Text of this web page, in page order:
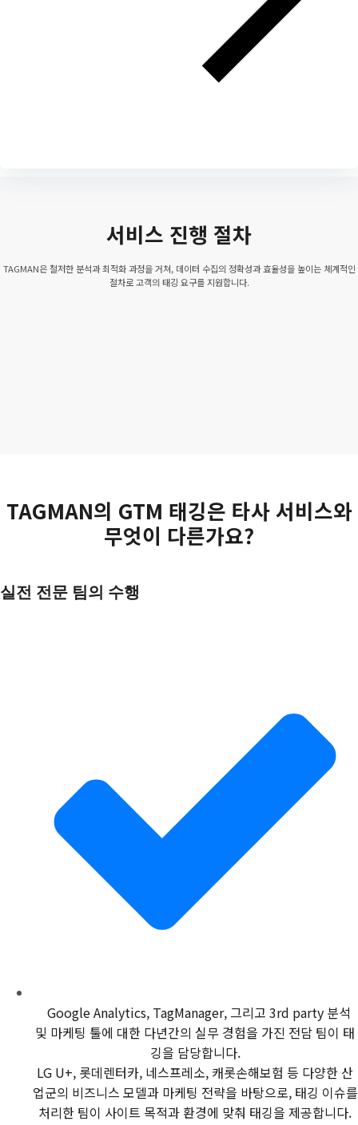
서비스 진행 절차
TAGMAN은 철저한 분석과 최적화 과정을 거쳐, 데이터 수집의 정확성과 효율성을 높이는 체계적인
절차로 고객의 태깅 요구를 지원합니다.
TAGMAN의 GTM 태깅은 타사 서비스와
무엇이 다른가요?
실전 전문 팀의 수행
Google Analytics, TagManager, 그리고 3rd party 분석
및 마케팅 툴에 대한 다년간의 실무 경험을 가진 전담 팀이 태
깅을 담당합니다.
LG U+, 롯데렌터카, 네스프레소, 캐롯손해보험 등 다양한 산
업군의 비즈니스 모델과 마케팅 전략을 바탕으로, 태깅 이슈를
처리한 팀이 사이트 목적과 환경에 맞춰 태깅을 제공합니다.